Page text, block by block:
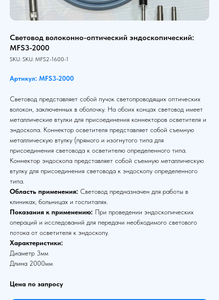
Световод волоконно-оптический эндоскопический:
MFS3-2000
SKU: SKU: MFS2-1600-1
Артикул: MFS3-2000
Световод представляет собой пучок светопроводящих оптических
волокон, заключенных в оболочку. На обоих концах световод имеет
металлические втулки для присоединения коннекторов осветителя и
эндоскопа. Коннектор осветителя представляет собой съемную
металлическую втулку (прямого и изогнутого типа для
присоединения световода к осветителю определенного типа.
Коннектор эндоскопа представляет собой съемную металлическую
втулку для присоединения световода к эндоскопу определенного
типа.
Область применения: Световод предназначен для работы в
клиниках, больницах и госпиталях.
Показания к применению: При проведении эндоскопических
операций и исследований для передачи необходимого светового
потока от осветителя к эндоскопу.
Характеристики:
Диаметр 3мм
Длина 2000мм
Цена по запросу